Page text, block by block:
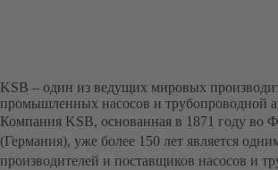
KSB – один из ведущих мировых
промышленных насосов и трубопроводной
Компания KSB, основанная в 1871 году во
(Германия), уже более 150 лет является
производителей и поставщиков насосов и